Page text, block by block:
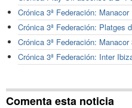
Crónica 3ª Federación:
Crónica 3ª Federación: Platges
Crónica 3ª Federación:
Crónica 3ª Federación: Inter
Comenta esta noticia